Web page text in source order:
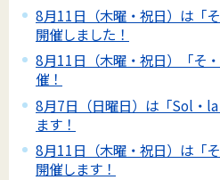
8月11日（木曜・祝日）は「
開催しました！
8月11日（木曜・祝日）「そ
催！
8月7日（日曜日）は「Sol・
ます！
8月11日（木曜・祝日）は「
開催します！